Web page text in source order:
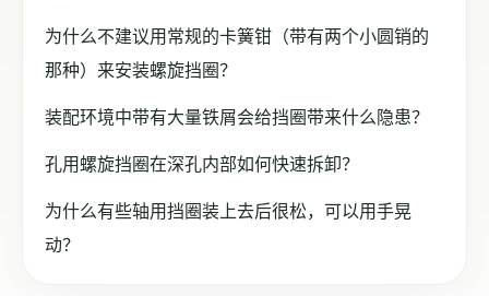
为什么不建议用常规的卡簧钳（带有两个小圆销的
那种）来安装螺旋挡圈？
装配环境中带有大量铁屑会给挡圈带来什么隐患？
孔用螺旋挡圈在深孔内部如何快速拆卸？
为什么有些轴用挡圈装上去后很松，可以用手晃
动？